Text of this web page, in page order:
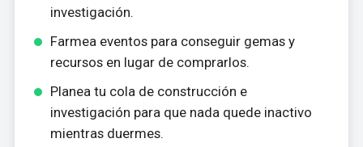
investigación.
Farmea eventos para conseguir gemas y
recursos en lugar de comprarlos.
Planea tu cola de construcción e
investigación para que nada quede inactivo
mientras duermes.